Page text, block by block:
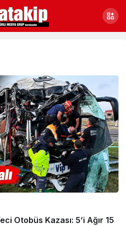
Otobüs Kazası: 5’i Ağır 15